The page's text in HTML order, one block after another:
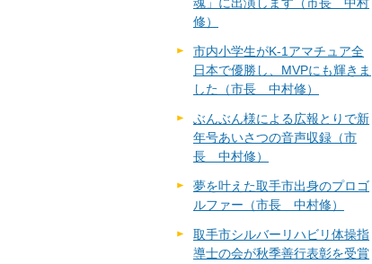
修）
市内小学生がK-1アマチュア全
日本で優勝し、MVPにも輝きま
した（市長 中村修）
ぶんぶん様による広報とりで新
年号あいさつの音声収録（市
長 中村修）
夢を叶えた取手市出身のプロゴ
ルファー（市長 中村修）
取手市シルバーリハビリ体操指
導士の会が秋季善行表彰を受賞